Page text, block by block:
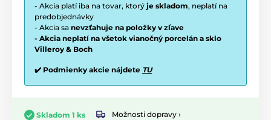
- Akcia platí iba na tovar, ktorý je skladom, neplatí na
predobjednávky
- Akcia sa nevzťahuje na položky v zľave
- Akcia neplatí na všetok vianočný porcelán a sklo
Villeroy & Boch
✔️ Podmienky akcie nájdete TU
Skladom 1 ks
Možnosti dopravy ›